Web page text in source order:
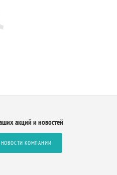
акций и новостей
НОВОСТИ КОМПАНИИ